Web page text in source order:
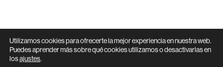
Utilizamos cookies para ofrecerte la mejor experiencia en nuestra web.
Puedes aprender más sobre qué cookies utilizamos o desactivarlas en
losajustes.